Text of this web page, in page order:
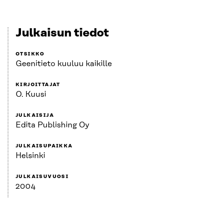
Julkaisun tiedot
OTSIKKO
Geenitieto kuuluu kaikille
KIRJOITTAJAT
O. Kuusi
JULKAISIJA
Edita Publishing Oy
JULKAISUPAIKKA
Helsinki
JULKAISUVUOSI
2004